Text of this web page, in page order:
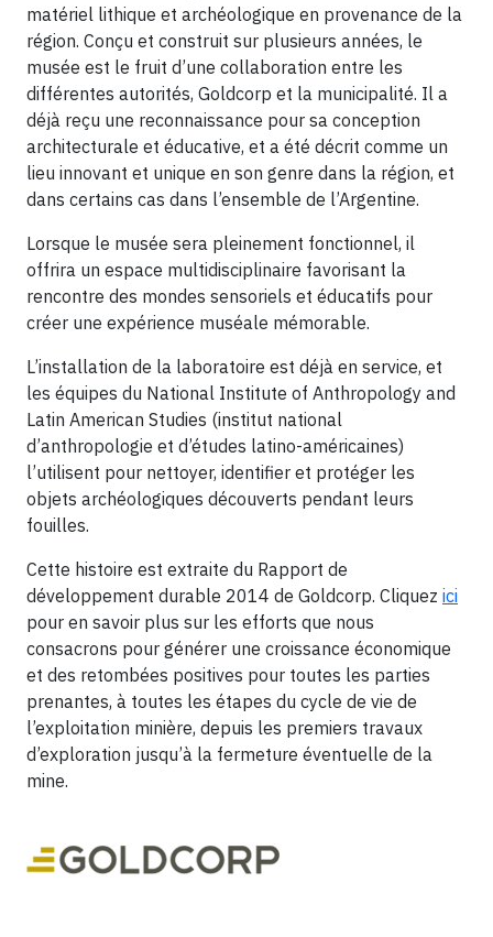
matériel lithique et archéologique en provenance de la
région. Conçu et construit sur plusieurs années, le
musée est le fruit d’une collaboration entre les
différentes autorités, Goldcorp et la municipalité. Il a
déjà reçu une reconnaissance pour sa conception
architecturale et éducative, et a été décrit comme un
lieu innovant et unique en son genre dans la région, et
dans certains cas dans l’ensemble de l’Argentine.
Lorsque le musée sera pleinement fonctionnel, il
offrira un espace multidisciplinaire favorisant la
rencontre des mondes sensoriels et éducatifs pour
créer une expérience muséale mémorable.
L’installation de la laboratoire est déjà en service, et
les équipes du National Institute of Anthropology and
Latin American Studies (institut national
d’anthropologie et d’études latino-américaines)
l’utilisent pour nettoyer, identifier et protéger les
objets archéologiques découverts pendant leurs
fouilles.
Cette histoire est extraite du Rapport de
développement durable 2014 de Goldcorp. Cliquez ici
pour en savoir plus sur les efforts que nous
consacrons pour générer une croissance économique
et des retombées positives pour toutes les parties
prenantes, à toutes les étapes du cycle de vie de
l’exploitation minière, depuis les premiers travaux
d’exploration jusqu’à la fermeture éventuelle de la
mine.